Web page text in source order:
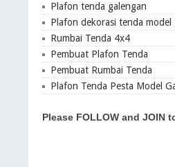
Plafon tenda galengan
Plafon dekorasi tenda model
Rumbai Tenda 4x4
Pembuat Plafon Tenda
Pembuat Rumbai Tenda
Plafon Tenda Pesta Model
Please FOLLOW and JOIN